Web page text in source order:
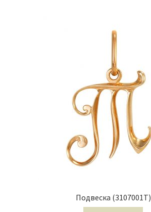
Подвеска (3107001Т)